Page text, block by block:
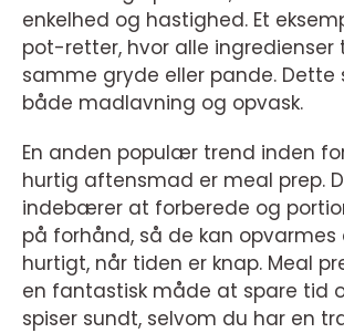
enkelhed og hastighed. Et
pot-retter, hvor alle ingredienser
samme gryde eller pande. Dette
både madlavning og opvask.
En anden populær trend inden
hurtig aftensmad er meal prep.
indebærer at forberede og
på forhånd, så de kan opvarmes
hurtigt, når tiden er knap. Meal
en fantastisk måde at spare tid
spiser sundt, selvom du har en